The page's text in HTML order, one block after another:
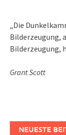
„Die
Bilderzeugung,
Bilderzeugung,
Grant Scott
NEUESTE